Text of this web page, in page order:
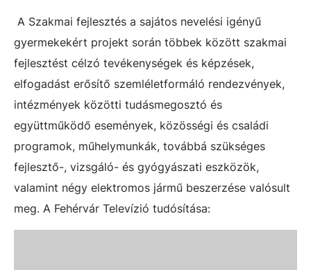
A Szakmai fejlesztés a sajátos nevelési igényű
gyermekekért projekt során többek között szakmai
fejlesztést célzó tevékenységek és képzések,
elfogadást erősítő szemléletformáló rendezvények,
intézmények közötti tudásmegosztó és
együttműködő események, közösségi és családi
programok, műhelymunkák, továbbá szükséges
fejlesztő-, vizsgáló- és gyógyászati eszközök,
valamint négy elektromos jármű beszerzése valósult
meg. A Fehérvár Televízió tudósítása: